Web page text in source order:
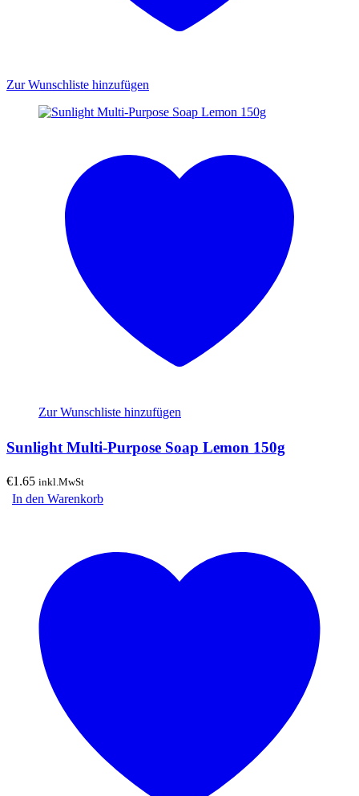
Zur Wunschliste hinzufügen
Zur Wunschliste hinzufügen
Sunlight Multi-Purpose Soap Lemon 150g
€1.65 inkl.MwSt
In den Warenkorb